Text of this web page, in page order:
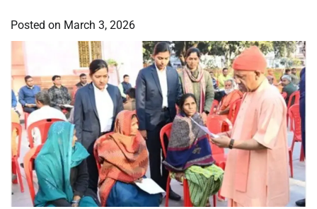
Posted on March 3, 2026